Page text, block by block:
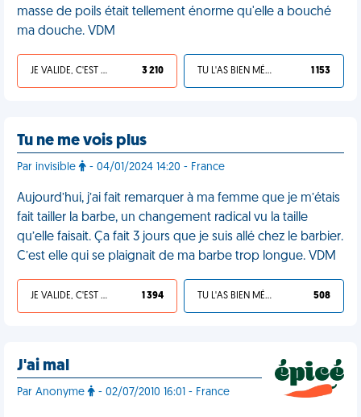
masse de poils était tellement énorme qu'elle a bouché
ma douche. VDM
JE VALIDE, C'EST UNE VDM 3 210 TU L'AS BIEN MÉRITÉ 1 153
Tu ne me vois plus
Par invisible - 04/01/2024 14:20 - France
Aujourd’hui, j’ai fait remarquer à ma femme que je m’étais
fait tailler la barbe, un changement radical vu la taille
qu’elle faisait. Ça fait 3 jours que je suis allé chez le barbier.
C’est elle qui se plaignait de ma barbe trop longue. VDM
JE VALIDE, C'EST UNE VDM 1 394 TU L'AS BIEN MÉRITÉ 508
J'ai mal
Par Anonyme - 02/07/2010 16:01 - France